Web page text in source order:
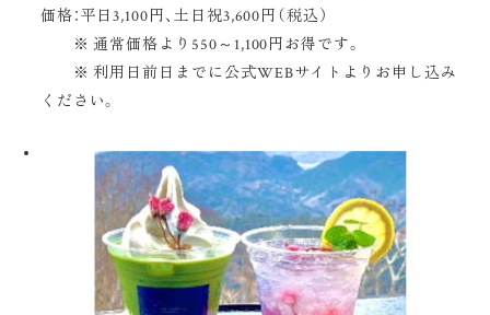
価格：平日3,100円、土日祝3,600円（税込）
※ 通常価格より550～1,100円お得です。
※ 利用日前日までに公式WEBサイトよりお申し込み
ください。